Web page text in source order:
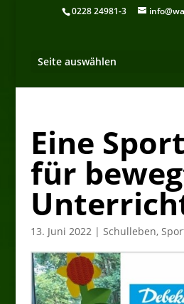
0228 24981-3
Seite auswählen
Eine
für
13. Juni 2022| Schulleben,